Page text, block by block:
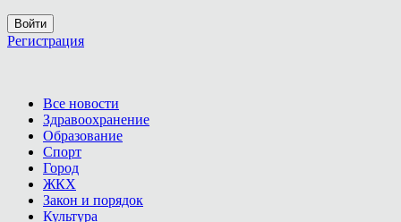
Войти
Регистрация
Все новости
Здравоохранение
Образование
Спорт
Город
ЖКХ
Закон и порядок
Культура